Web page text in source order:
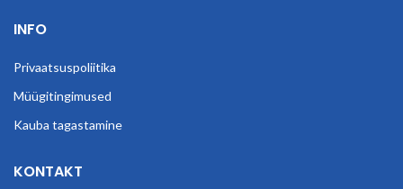
INFO
Privaatsuspoliitika
Müügitingimused
Kauba tagastamine
KONTAKT